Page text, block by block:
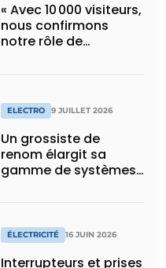
« Avec 10 000 visiteurs,
nous confirmons
notre rôle de
ELECTRO 9 JUILLET 2026
Un grossiste de
renom élargit sa
gamme de systèmes
marque premium
ÉLECTRICITÉ 16 JUIN 2026
Interrupteurs et prises